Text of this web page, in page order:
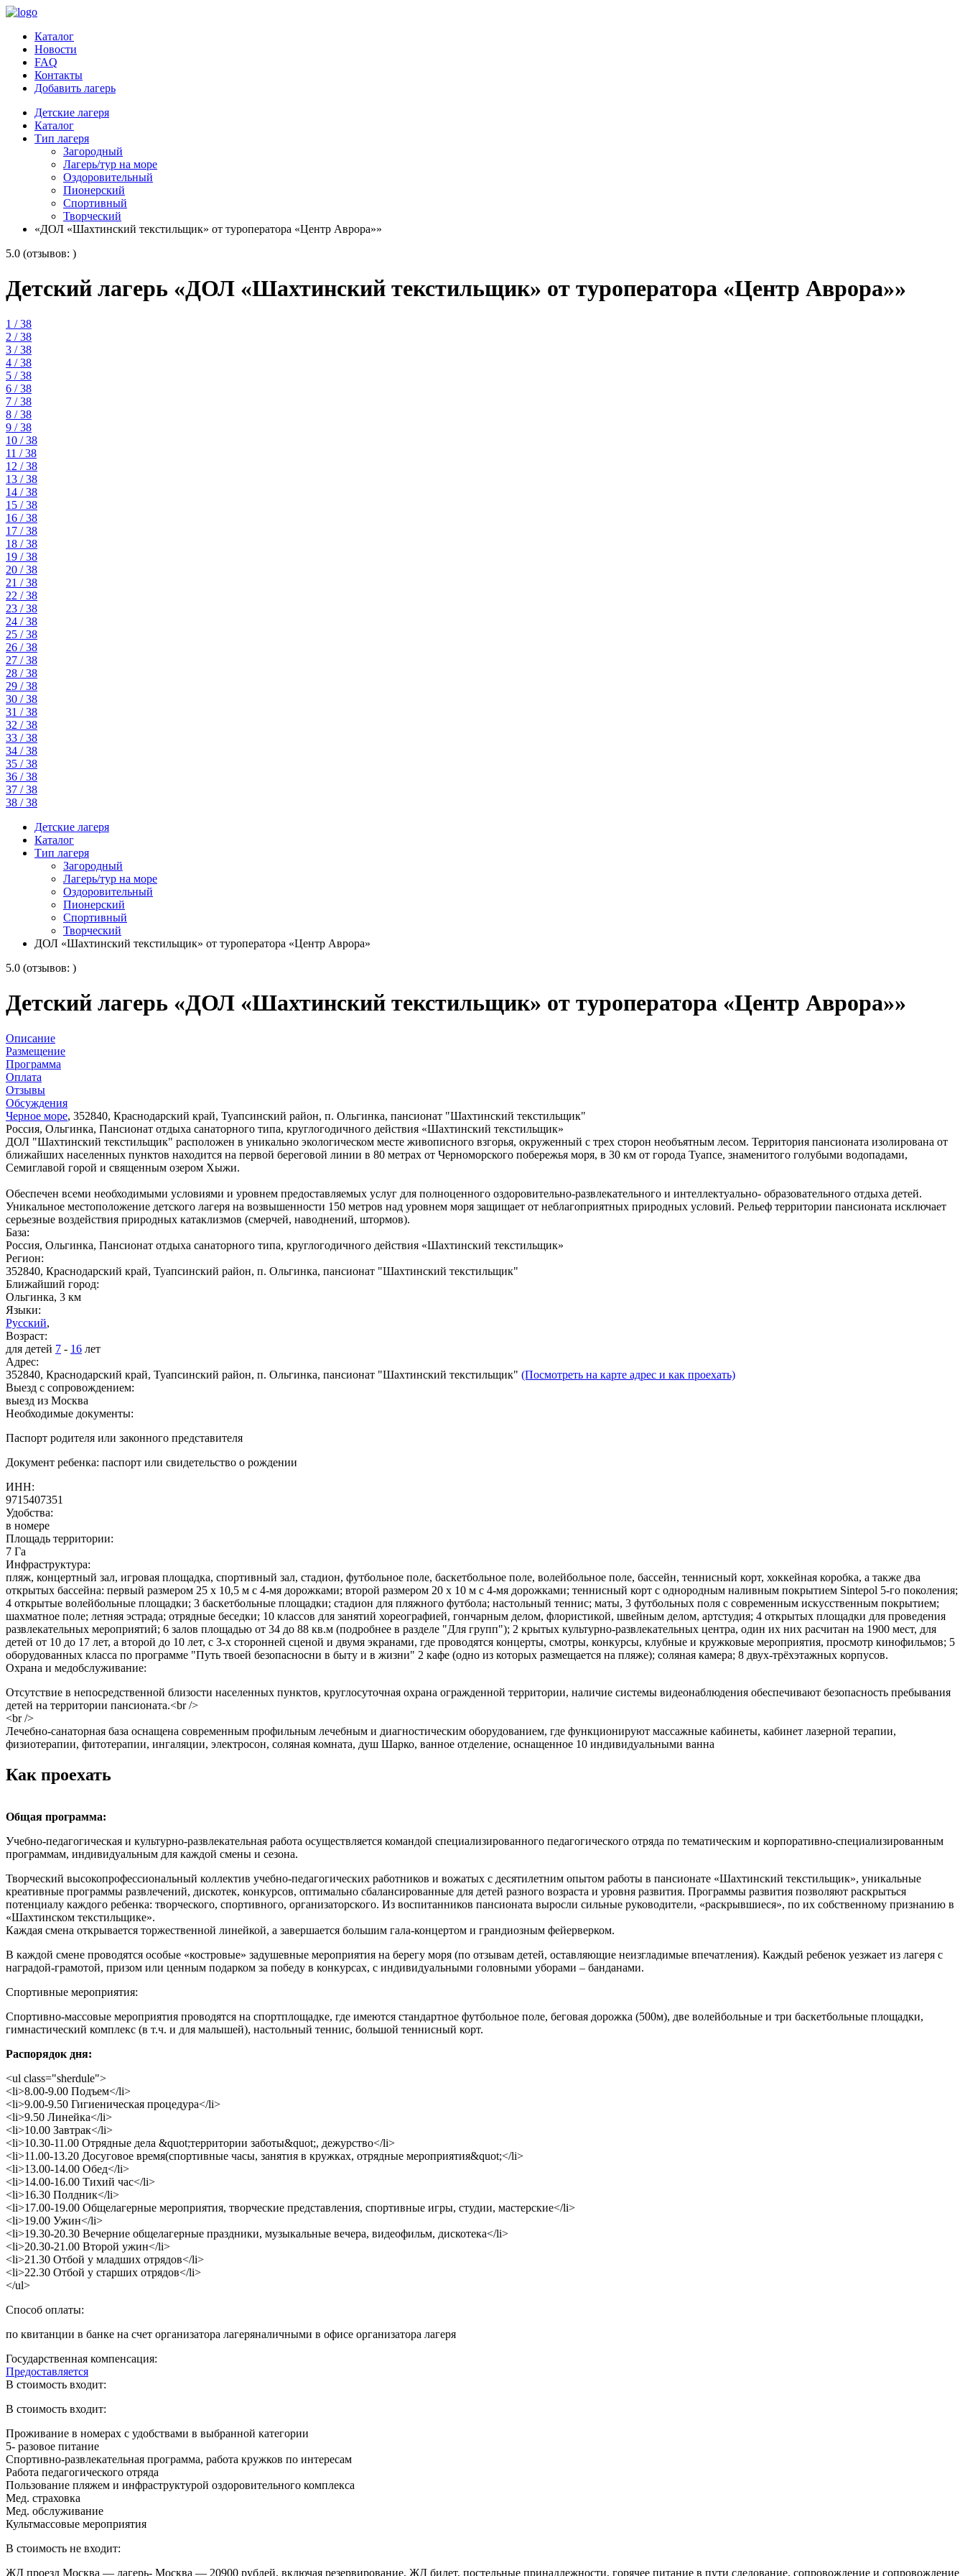
Каталог
Новости
FAQ
Контакты
Добавить лагерь
Детские лагеря
Каталог
Тип лагеря
Загородный
Лагерь/тур на море
Оздоровительный
Пионерский
Спортивный
Творческий
«ДОЛ «Шахтинский текстильщик» от туроператора «Центр Аврора»»
5.0 (отзывов: )
Детский лагерь «ДОЛ «Шахтинский текстильщик» от туроператора «Центр Аврора»»
1 / 38
2 / 38
3 / 38
4 / 38
5 / 38
6 / 38
7 / 38
8 / 38
9 / 38
10 / 38
11 / 38
12 / 38
13 / 38
14 / 38
15 / 38
16 / 38
17 / 38
18 / 38
19 / 38
20 / 38
21 / 38
22 / 38
23 / 38
24 / 38
25 / 38
26 / 38
27 / 38
28 / 38
29 / 38
30 / 38
31 / 38
32 / 38
33 / 38
34 / 38
35 / 38
36 / 38
37 / 38
38 / 38
Детские лагеря
Каталог
Тип лагеря
Загородный
Лагерь/тур на море
Оздоровительный
Пионерский
Спортивный
Творческий
ДОЛ «Шахтинский текстильщик» от туроператора «Центр Аврора»
5.0 (отзывов: )
Детский лагерь «ДОЛ «Шахтинский текстильщик» от туроператора «Центр Аврора»»
Описание
Размещение
Программа
Оплата
Отзывы
Обсуждения
Черное море, 352840, Краснодарский край, Туапсинский район, п. Ольгинка, пансионат "Шахтинский текстильщик"
Россия, Ольгинка, Пансионат отдыха санаторного типа, круглогодичного действия «Шахтинский текстильщик»
ДОЛ "Шахтинский текстильщик" расположен в уникально экологическом месте живописного взгорья, окруженный с трех сторон необъятным лесом. Территория пансионата изолирована от
ближайших населенных пунктов находится на первой береговой линии в 80 метрах от Черноморского побережья моря, в 30 км от города Туапсе, знаменитого голубыми водопадами,
Семиглавой горой и священным озером Хыжи.
Обеспечен всеми необходимыми условиями и уровнем предоставляемых услуг для полноценного оздоровительно-развлекательного и интеллектуально- образовательного отдыха детей.
Уникальное местоположение детского лагеря на возвышенности 150 метров над уровнем моря защищает от неблагоприятных природных условий. Рельеф территории пансионата исключает
серьезные воздействия природных катаклизмов (смерчей, наводнений, штормов).
База:
Россия, Ольгинка, Пансионат отдыха санаторного типа, круглогодичного действия «Шахтинский текстильщик»
Регион:
352840, Краснодарский край, Туапсинский район, п. Ольгинка, пансионат "Шахтинский текстильщик"
Ближайший город:
Ольгинка, 3 км
Языки:
Русский,
Возраст:
для детей 7 - 16 лет
Адрес:
352840, Краснодарский край, Туапсинский район, п. Ольгинка, пансионат "Шахтинский текстильщик" (Посмотреть на карте адрес и как проехать)
Выезд с сопровождением:
выезд из Москва
Необходимые документы:
Паспорт родителя или законного представителя
Документ ребенка: паспорт или свидетельство о рождении
ИНН:
9715407351
Удобства:
в номере
Площадь территории:
7 Га
Инфраструктура:
пляж, концертный зал, игровая площадка, спортивный зал, стадион, футбольное поле, баскетбольное поле, волейбольное поле, бассейн, теннисный корт, хоккейная коробка, а также два
открытых бассейна: первый размером 25 х 10,5 м с 4-мя дорожками; второй размером 20 х 10 м с 4-мя дорожками; теннисный корт с однородным наливным покрытием Sintepol 5-го поколения;
4 открытые волейбольные площадки; 3 баскетбольные площадки; стадион для пляжного футбола; настольный теннис; маты, 3 футбольных поля с современным искусственным покрытием;
шахматное поле; летняя эстрада; отрядные беседки; 10 классов для занятий хореографией, гончарным делом, флористикой, швейным делом, артстудия; 4 открытых площадки для проведения
развлекательных мероприятий; 6 залов площадью от 34 до 88 кв.м (подробнее в разделе "Для групп"); 2 крытых культурно-развлекательных центра, один их них расчитан на 1900 мест, для
детей от 10 до 17 лет, а второй до 10 лет, с 3-х сторонней сценой и двумя экранами, где проводятся концерты, смотры, конкурсы, клубные и кружковые мероприятия, просмотр кинофильмов; 5
оборудованных класса по программе "Путь твоей безопасносни в быту и в жизни" 2 кафе (одно из которых размещается на пляже); соляная камера; 8 двух-трёхэтажных корпусов.
Охрана и медобслуживание:
Отсутствие в непосредственной близости населенных пунктов, круглосуточная охрана огражденной территории, наличие системы видеонаблюдения обеспечивают безопасность пребывания
детей на территории пансионата.<br />
<br />
Лечебно-санаторная база оснащена современным профильным лечебным и диагностическим оборудованием, где функционируют массажные кабинеты, кабинет лазерной терапии,
физиотерапии, фитотерапии, ингаляции, электросон, соляная комната, душ Шарко, ванное отделение, оснащенное 10 индивидуальными ванна
Как проехать
Общая программа:
Учебно-педагогическая и культурно-развлекательная работа осуществляется командой специализированного педагогического отряда по тематическим и корпоративно-специализированным
программам, индивидуальным для каждой смены и сезона.
Творческий высокопрофессиональный коллектив учебно-педагогических работников и вожатых с десятилетним опытом работы в пансионате «Шахтинский текстильщик», уникальные
креативные программы развлечений, дискотек, конкурсов, оптимально сбалансированные для детей разного возраста и уровня развития. Программы развития позволяют раскрыться
потенциалу каждого ребенка: творческого, спортивного, организаторского. Из воспитанников пансионата выросли сильные руководители, «раскрывшиеся», по их собственному признанию в
«Шахтинском текстильщике».
Каждая смена открывается торжественной линейкой, а завершается большим гала-концертом и грандиозным фейерверком.
В каждой смене проводятся особые «костровые» задушевные мероприятия на берегу моря (по отзывам детей, оставляющие неизгладимые впечатления). Каждый ребенок уезжает из лагеря с
наградой-грамотой, призом или ценным подарком за победу в конкурсах, с индивидуальными головными уборами – банданами.
Спортивные мероприятия:
Спортивно-массовые мероприятия проводятся на спортплощадке, где имеются стандартное футбольное поле, беговая дорожка (500м), две волейбольные и три баскетбольные площадки,
гимнастический комплекс (в т.ч. и для малышей), настольный теннис, большой теннисный корт.
Распорядок дня:
<ul class="sherdule">
<li>8.00-9.00 Подъем</li>
<li>9.00-9.50 Гигиеническая процедура</li>
<li>9.50 Линейка</li>
<li>10.00 Завтрак</li>
<li>10.30-11.00 Отрядные дела &quot;территории заботы&quot;, дежурство</li>
<li>11.00-13.20 Досуговое время(спортивные часы, занятия в кружках, отрядные мероприятия&quot;</li>
<li>13.00-14.00 Обед</li>
<li>14.00-16.00 Тихий час</li>
<li>16.30 Полдник</li>
<li>17.00-19.00 Общелагерные мероприятия, творческие представления, спортивные игры, студии, мастерские</li>
<li>19.00 Ужин</li>
<li>19.30-20.30 Вечерние общелагерные праздники, музыкальные вечера, видеофильм, дискотека</li>
<li>20.30-21.00 Второй ужин</li>
<li>21.30 Отбой у младших отрядов</li>
<li>22.30 Отбой у старших отрядов</li>
</ul>
Способ оплаты:
по квитанции в банке на счет организатора лагеряналичными в офисе организатора лагеря
Государственная компенсация:
Предоставляется
В стоимость входит:
В стоимость входит:
Проживание в номерах с удобствами в выбранной категории
5- разовое питание
Спортивно-развлекательная программа, работа кружков по интересам
Работа педагогического отряда
Пользование пляжем и инфраструктурой оздоровительного комплекса
Мед. страховка
Мед. обслуживание
Культмассовые мероприятия
В стоимость не входит:
ЖД проезд Москва — лагерь- Москва — 20900 рублей, включая резервирование, ЖД билет, постельные принадлежности, горячее питание в пути следование, сопровождение и сопровождение